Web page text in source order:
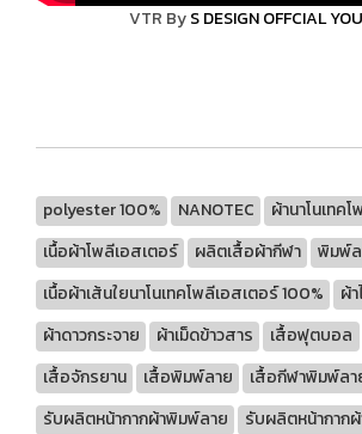
VTR ByS DESIGN OFFCIAL
polyester 100% NANOTEC
ผ้านาโนเทค
เนื้อผ้าโพลีเอสเตอร์
ผลิตเสื้อผ้ากีฬา
พิมพ์ล
เนื้อผ้าเส้นใยนาโนเทคโพลีเอสเตอร์ 100%
ผ้
ผ้าดาวกระจาย
ผ้าเม็ดข้าวสาร เสื้อฟุตบอล
เสื้อจักรยาน
เสื้อพิมพ์ลาย
เสื้อกีฬาพิมพ์ลา
รับผลิตหน้ากากผ้าพิมพ์ลาย
รับผลิตหน้ากาก